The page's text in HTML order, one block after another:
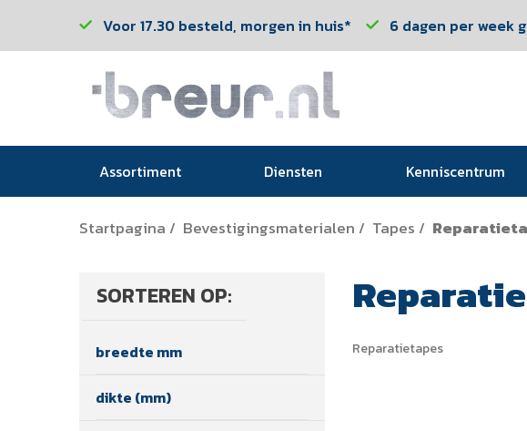
Voor 17.30 besteld, morgen in huis* 6 dagen per week
Assortiment Diensten Kenniscentrum
Startpagina / Bevestigingsmaterialen / Tapes /
SORTEREN OP:
breedte mm
dikte (mm)
Reparatietapes